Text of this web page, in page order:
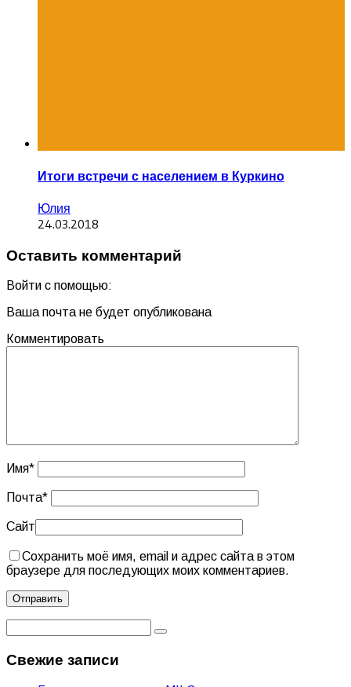
Итоги встречи с населением в Куркино
Юлия
24.03.2018
Оставить комментарий
Войти с помощью:
Ваша почта не будет опубликована
Комментировать
Имя*
Почта*
Сайт
Сохранить моё имя, email и адрес сайта в этом
браузере для последующих моих комментариев.
Свежие записи